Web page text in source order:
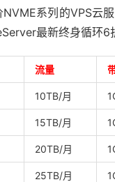
系列的VPS云
最新终身循环6
流量
10TB/月
15TB/月
20TB/月
25TB/月